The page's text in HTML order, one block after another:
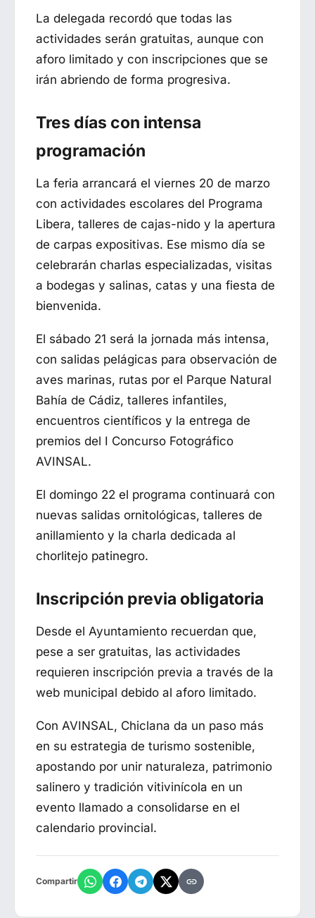
La delegada recordó que todas las
actividades serán gratuitas, aunque con
aforo limitado y con inscripciones que se
irán abriendo de forma progresiva.
Tres días con intensa
programación
La feria arrancará el viernes 20 de marzo
con actividades escolares del Programa
Libera, talleres de cajas-nido y la apertura
de carpas expositivas. Ese mismo día se
celebrarán charlas especializadas, visitas
a bodegas y salinas, catas y una fiesta de
bienvenida.
El sábado 21 será la jornada más intensa,
con salidas pelágicas para observación de
aves marinas, rutas por el Parque Natural
Bahía de Cádiz, talleres infantiles,
encuentros científicos y la entrega de
premios del I Concurso Fotográfico
AVINSAL.
El domingo 22 el programa continuará con
nuevas salidas ornitológicas, talleres de
anillamiento y la charla dedicada al
chorlitejo patinegro.
Inscripción previa obligatoria
Desde el Ayuntamiento recuerdan que,
pese a ser gratuitas, las actividades
requieren inscripción previa a través de la
web municipal debido al aforo limitado.
Con AVINSAL, Chiclana da un paso más
en su estrategia de turismo sostenible,
apostando por unir naturaleza, patrimonio
salinero y tradición vitivinícola en un
evento llamado a consolidarse en el
calendario provincial.
Compartir